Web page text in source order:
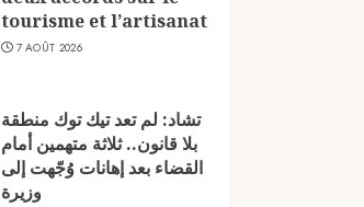
tourisme et l’artisanat
7 AOÛT 2026
تشاد: لم تعد تيك توك منطقة
بلا قانون.. ثلاثة متهمين أمام
القضاء بعد إهانات وُجّهت إلى
وزيرة